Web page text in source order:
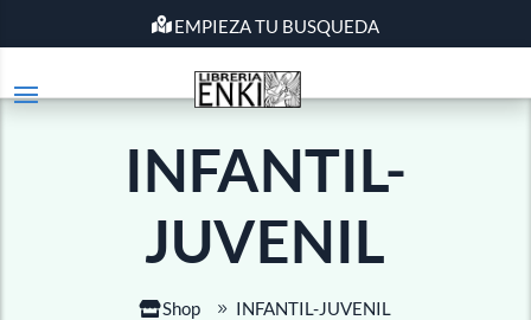
EMPIEZA TU BUSQUEDA
INFANTIL-
JUVENIL
Shop INFANTIL-JUVENIL